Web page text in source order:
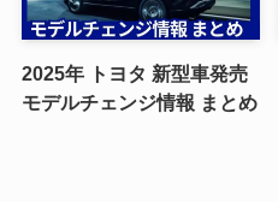
2025年 トヨタ 新型車発売
モデルチェンジ情報 まとめ